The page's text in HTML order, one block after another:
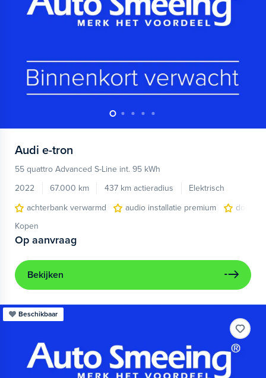
Audi e-tron
55 quattro Advanced S-Line int. 95 kWh
2022
67.000 km 437 km actieradius
Elektrisch
achterbank verwarmd
audio installatie premium
Kopen
Op aanvraag
Bekijken
Beschikbaar